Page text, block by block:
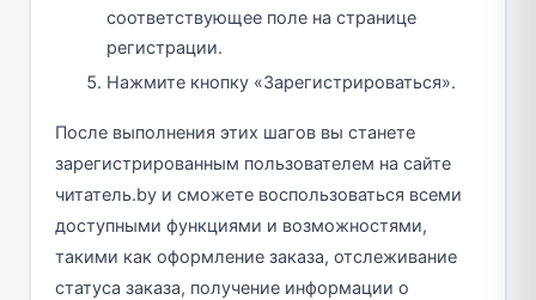
соответствующее поле на странице
регистрации.
Нажмите кнопку «Зарегистрироваться».
После выполнения этих шагов вы станете
зарегистрированным пользователем на сайте
читатель.by и сможете воспользоваться всеми
доступными функциями и возможностями,
такими как оформление заказа, отслеживание
статуса заказа, получение информации о